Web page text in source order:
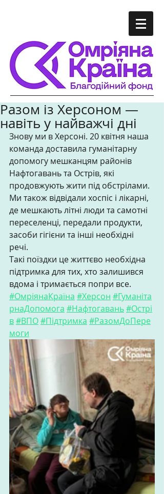
Разом із Херсоном —
навіть у найважчі дні
Знову ми в Херсоні. 20 квітня наша
команда доставила гуманітарну
допомогу мешканцям районів
Нафтогавань та Острів, які
продовжують жити під обстрілами.
Ми також відвідали хоспіс і лікарні,
де мешкають літні люди та самотні
переселенці, передали продукти,
засоби гігієни та інші необхідні
речі.
Такі поїздки це життєво необхідна
підтримка для тих, хто залишився
вдома і тримається попри все.
#ОмріянаКраїна #Херсон #Гуманіта
рнаДопомога #Нафтогавань#Острі
в#ВПО#Підтримка #РазомДоПере
моги